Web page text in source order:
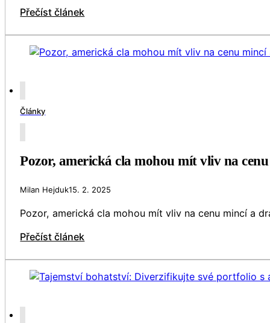
Přečíst článek
Články
Pozor, americká cla mohou mít vliv na
Milan Hejduk15. 2. 2025
Pozor, americká cla mohou mít vliv na cenu mincí a
Přečíst článek